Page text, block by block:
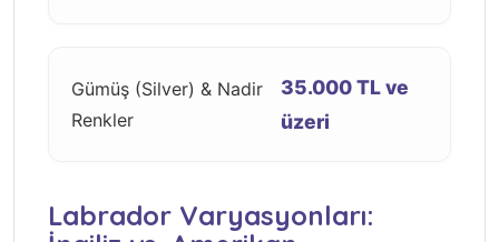
Gümüş (Silver) & Nadir
Renkler
35.000 TL ve
üzeri
Labrador Varyasyonları: